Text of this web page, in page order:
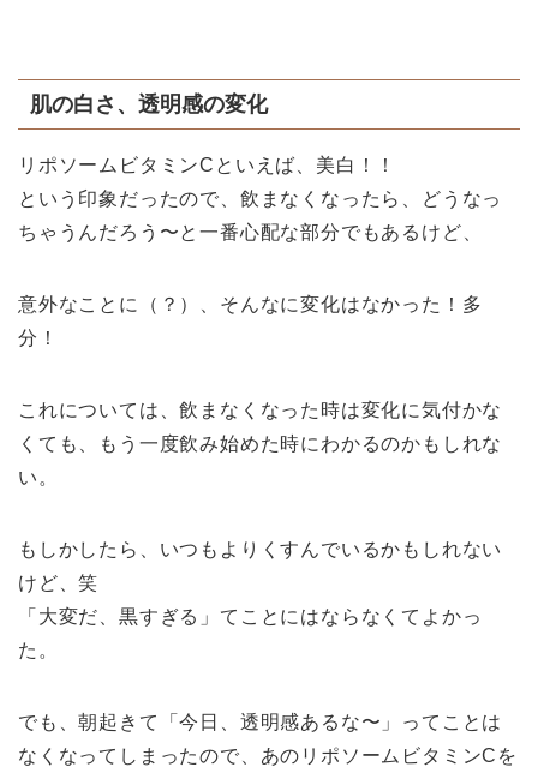
肌の白さ、透明感の変化
リポソームビタミンCといえば、美白！！
という印象だったので、飲まなくなったら、どうなっ
ちゃうんだろう〜と一番心配な部分でもあるけど、
意外なことに（？）、そんなに変化はなかった！多
分！
これについては、飲まなくなった時は変化に気付かな
くても、もう一度飲み始めた時にわかるのかもしれな
い。
もしかしたら、いつもよりくすんでいるかもしれない
けど、笑
「大変だ、黒すぎる」てことにはならなくてよかっ
た。
でも、朝起きて「今日、透明感あるな〜」ってことは
なくなってしまったので、あのリポソームビタミンCを